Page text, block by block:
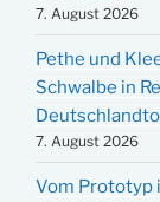
7. August 2026
Pethe und
Schwalbe in
7. August 2026
Vom Prototyp